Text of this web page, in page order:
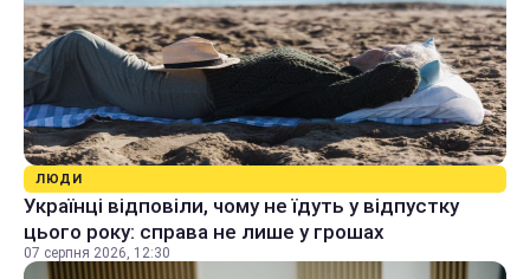
ЛЮДИ
Українці відповіли, чому не їдуть у відпустку
цього року: справа не лише у грошах
07 серпня 2026, 12:30